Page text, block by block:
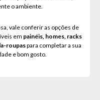
o ambiente.
vale conferir as opções de
em painéis, homes, racks
roupaspara completar a sua
e bom gosto.